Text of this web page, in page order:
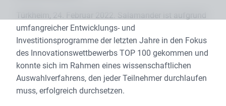
Türkheim, 24. Februar 2022. Salamander ist aufgrund
umfangreicher Entwicklungs- und
Investitionsprogramme der letzten Jahre in den Fokus
des Innovationswettbewerbs TOP 100 gekommen und
konnte sich im Rahmen eines wissenschaftlichen
Auswahlverfahrens, den jeder Teilnehmer durchlaufen
muss, erfolgreich durchsetzen.